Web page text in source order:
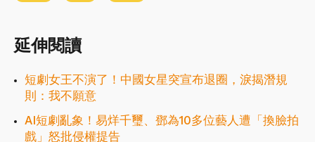
延伸閱讀
短劇女王不演了！中國女星突宣布退圈，淚揭潛規
則：我不願意
AI短劇亂象！易烊千璽、鄧為10多位藝人遭「換臉拍
戲」怒批侵權提告